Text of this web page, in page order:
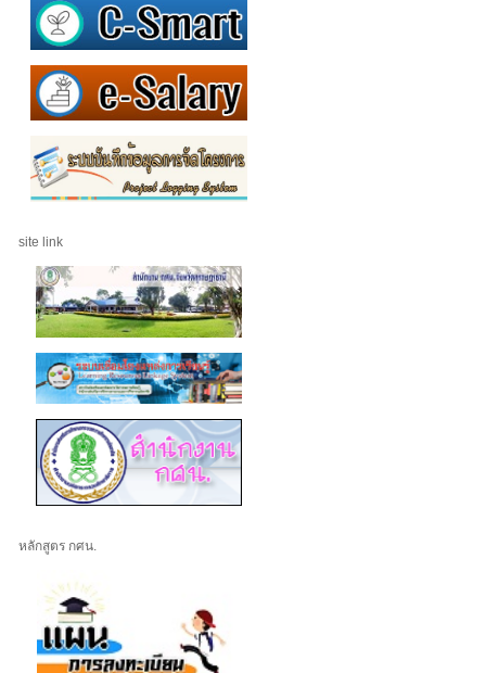
site link
หลักสูตร กศน.